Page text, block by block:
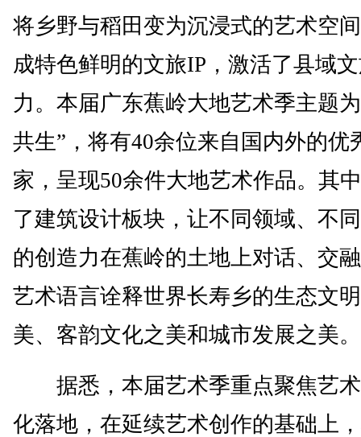
将乡野与稻田变为沉浸式的艺术空
成特色鲜明的文旅IP，激活了县域
力。本届广东蕉岭大地艺术季主题
共生”，将有40余位来自国内外的优
家，呈现50余件大地艺术作品。其
了建筑设计板块，让不同领域、不
的创造力在蕉岭的土地上对话、交
艺术语言诠释世界长寿乡的生态文
美、客韵文化之美和城市发展之美。
据悉，本届艺术季重点聚焦艺
化落地，在延续艺术创作的基础上